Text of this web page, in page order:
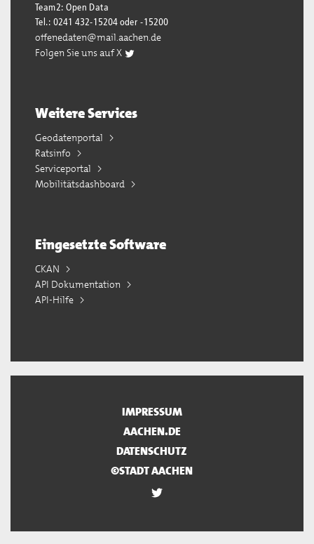
Team2: Open Data
Tel.: 0241 432-15204 oder -15200
offenedaten@mail.aachen.de
Folgen Sie uns auf X
Weitere Services
Geodatenportal
Ratsinfo
Serviceportal
Mobilitätsdashboard
Eingesetzte Software
CKAN
API Dokumentation
API-Hilfe
IMPRESSUM
AACHEN.DE
DATENSCHUTZ
©STADT AACHEN